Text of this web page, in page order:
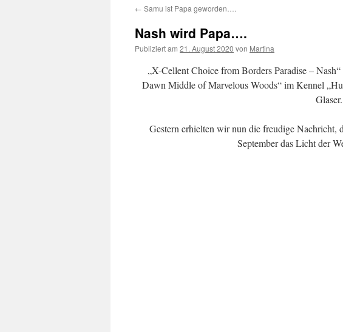
springen
← Samu ist Papa geworden….
Nash wird Papa….
Publiziert am 21. August 2020 von Martina
„X-Cellent Choice from Borders Paradise –
Dawn Middle of Marvelous Woods“ im Kennel
Glaser.
Gestern erhielten wir nun die freudige Nachricht,
September das Licht der